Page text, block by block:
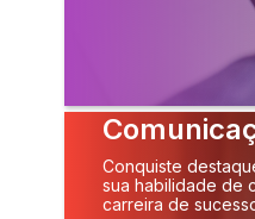
Conquiste
sua habilidade de
carreira de